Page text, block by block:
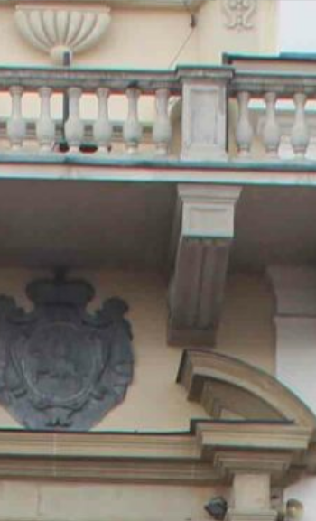
Devenir prêtre Se former